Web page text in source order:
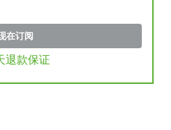
在订阅
退款保证